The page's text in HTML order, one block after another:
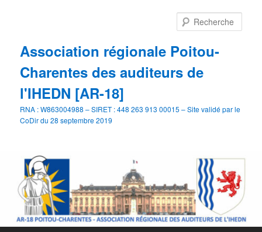
Association régionale Poitou-
Charentes des auditeurs de
l'IHEDN [AR-18]
RNA : W863004988 – SIRET : 448 263 913 00015 – Site validé par le
CoDir du 28 septembre 2019